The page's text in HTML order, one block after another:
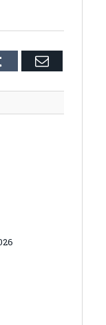
Tumblr Email